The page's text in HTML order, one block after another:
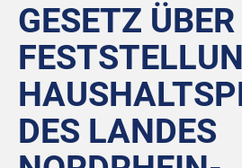
GESETZ
DES LANDES